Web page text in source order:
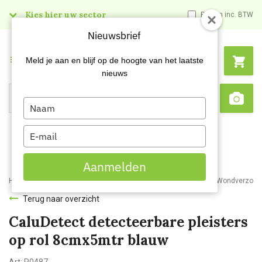
Kies hier uw sector Prijzen inc. BTW
Search
Menu
Home Webshop Veiligheidsartikelen Bedrijfshulpverlening
Terug naar overzicht
CaluDetect detecteerbare pleisters
op rol 8cmx5mtr blauw
Nieuwsbrief
Meld je aan en blijf op de hoogte van het laatste
nieuws
Type
your
name
Type
your
email
Aanmelden